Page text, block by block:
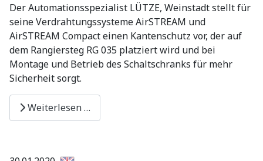
Der Automationsspezialist LÜTZE, Weinstadt stellt für
seine Verdrahtungssysteme AirSTREAM und
AirSTREAM Compact einen Kantenschutz vor, der auf
dem Rangiersteg RG 035 platziert wird und bei
Montage und Betrieb des Schaltschranks für mehr
Sicherheit sorgt.
Weiterlesen …